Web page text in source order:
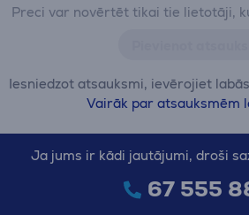
Preci var novērtēt tikai tie lietotāji,
Iesniedzot atsauksmi, ievērojiet
Vairāk par atsauksmēm
Ja jums ir kādi jautājumi, droši
67 555